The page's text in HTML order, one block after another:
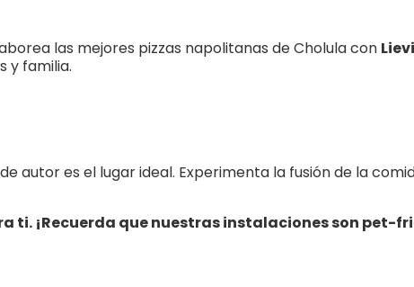
las mejores pizzas napolitanas de Cholula con
y familia.
autor es el lugar ideal. Experimenta la fusión de la
ti. ¡Recuerda que nuestras instalaciones son pet-